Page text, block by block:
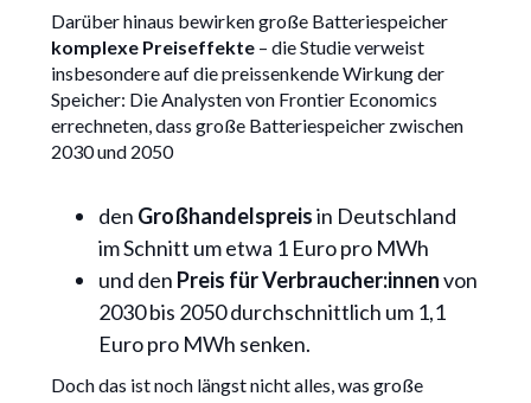
Darüber hinaus bewirken große Batteriespeicher
komplexe Preiseffekte– die Studie verweist
insbesondere auf die preissenkende Wirkung der
Speicher: Die Analysten von Frontier Economics
errechneten, dass große Batteriespeicher zwischen
2030 und 2050
den Großhandelspreisin Deutschland
im Schnitt um etwa 1 Euro pro MWh
und den Preis für Verbraucher:innenvon
2030 bis 2050 durchschnittlich um 1,1
Euro pro MWh senken.
Doch das ist noch längst nicht alles, was große